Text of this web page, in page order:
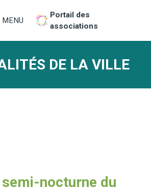
MENU
Portail des
associations
DE LA VILLE
nocturne du